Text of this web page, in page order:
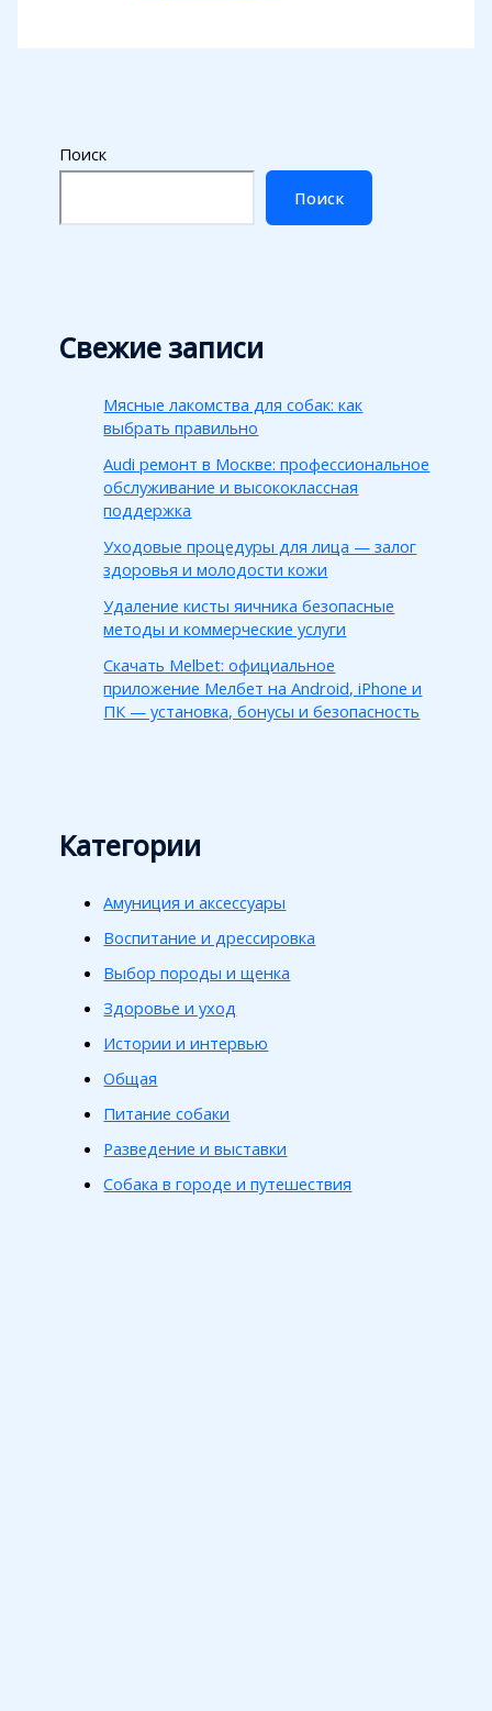
Поиск
Поиск
Свежие записи
Мясные лакомства для собак: как
выбрать правильно
Audi ремонт в Москве: профессиональное
обслуживание и высококлассная
поддержка
Уходовые процедуры для лица — залог
здоровья и молодости кожи
Удаление кисты яичника безопасные
методы и коммерческие услуги
Скачать Melbet: официальное
приложение Мелбет на Android, iPhone и
ПК — установка, бонусы и безопасность
Категории
Амуниция и аксессуары
Воспитание и дрессировка
Выбор породы и щенка
Здоровье и уход
Истории и интервью
Общая
Питание собаки
Разведение и выставки
Собака в городе и путешествия